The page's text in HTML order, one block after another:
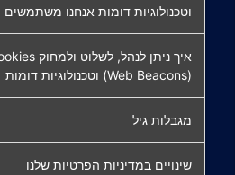
וטכנולוגיות דומות אנחנו משתמשים
(Web Beacons) וטכנולוגיות דומות
מגבלות גיל
שינויים במדיניות הפרטיות שלנו